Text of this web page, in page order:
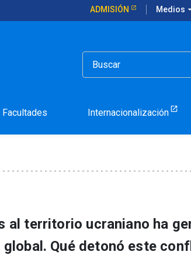
ADMISIÓN Medios arrow_drop_down
Facultades Internacionalización
el conflicto
al territorio ucraniano ha
Qué detonó este